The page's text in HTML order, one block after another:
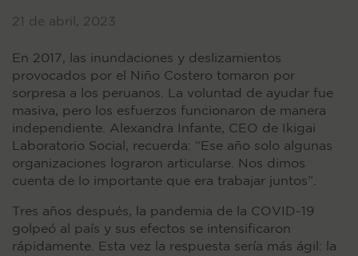
21 de abril, 2023
En 2017, las inundaciones y deslizamientos
provocados por el Niño Costero tomaron por
sorpresa a los peruanos. La voluntad de ayudar fue
masiva, pero los esfuerzos funcionaron de manera
independiente. Alexandra Infante, CEO de Ikigai
Laboratorio Social, recuerda: “Ese año solo algunas
organizaciones lograron articularse. Nos dimos
cuenta de lo importante que era trabajar juntos”.
Tres años después, la pandemia de la COVID-19
golpeó al país y sus efectos se intensificaron
rápidamente. Esta vez la respuesta sería más ágil: la